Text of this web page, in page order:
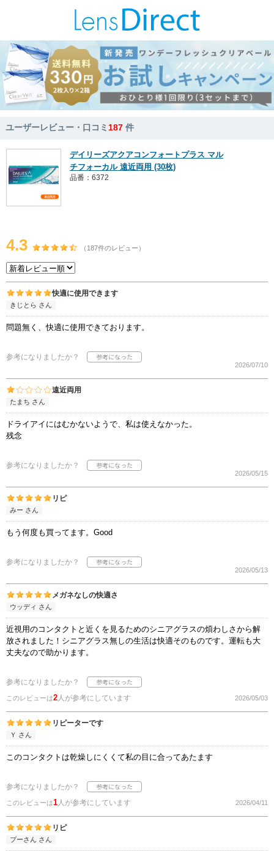
ユーザーレビュー・口コミ187 件
デイリーズアクアコンフォートプラス マル
チフォーカル 遠近両用 (30枚)
品番：6372
4.3 （187件のレビュー）
快適に使用できます
きじとら さん
問題無く、快適に使用できております。
参考になりましたか？
2026/07/10
遠近両用
たまち さん
ドライアイにはむかないようで、私は使えなかった。
残念
参考になりましたか？
2026/05/15
リピ
みー さん
もう何度も買ってます。Good
参考になりましたか？
2026/05/13
メガネなしの快適さ
ウッディ さん
近視用のコンタクトと近くを見るためのシニアグラスの煩わしさから解
放されました！シニアグラス無しの生活は快適そのものです。運転も大
丈夫なので助かります。
参考になりましたか？
このレビューは2人が参考にしています 2026/05/03
リピーターです
Ｙ さん
このコンタクトは乾燥しにくくて私の目に合ってあたます
参考になりましたか？
このレビューは1人が参考にしています 2026/04/11
リピ
プーさん さん